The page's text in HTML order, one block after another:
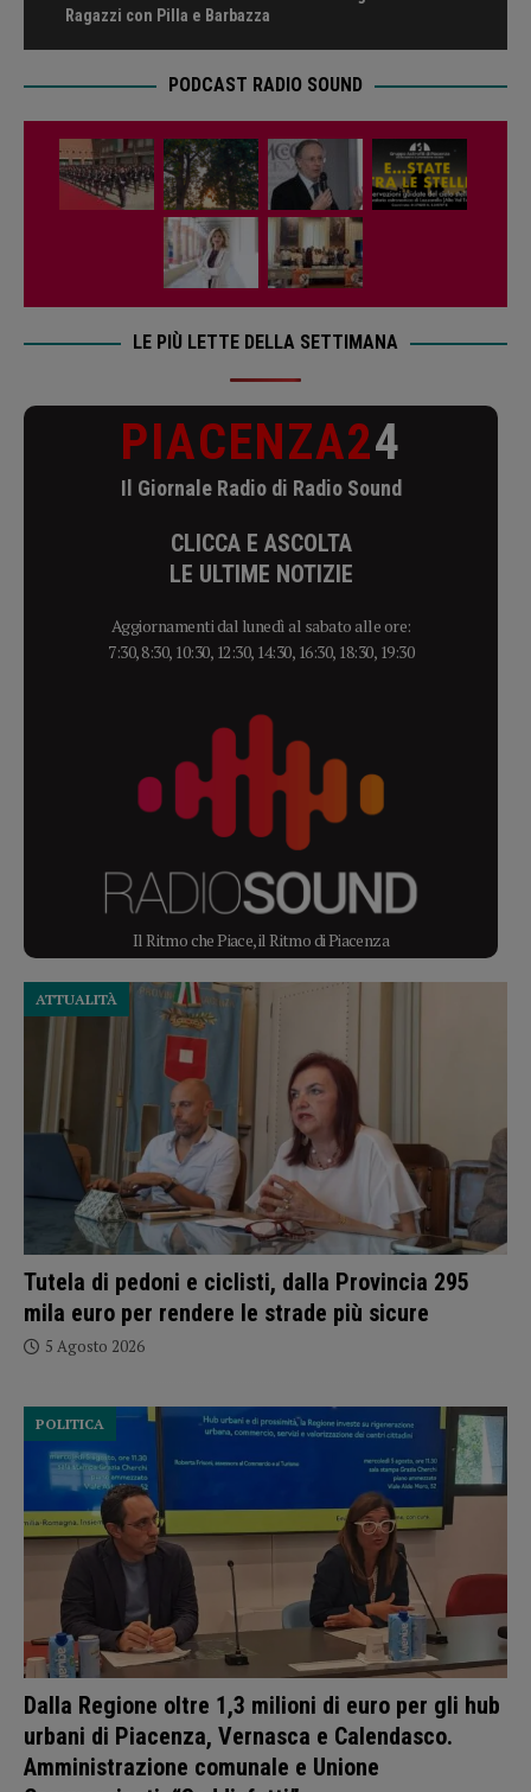
Ragazzi con Pilla e Barbazza
PODCAST RADIO SOUND
LE PIÙ LETTE DELLA SETTIMANA
PIACENZA24
Il Giornale Radio di Radio Sound
CLICCA E ASCOLTA
LE ULTIME NOTIZIE
Aggiornamenti dal lunedì al sabato alle ore:
7:30, 8:30, 10:30, 12:30, 14:30, 16:30, 18:30, 19:30
Il Ritmo che Piace, il Ritmo di Piacenza
Tutela di pedoni e ciclisti, dalla Provincia 295
mila euro per rendere le strade più sicure
ATTUALITÀ
5 Agosto 2026
Dalla Regione oltre 1,3 milioni di euro per gli hub
urbani di Piacenza, Vernasca e Calendasco.
Amministrazione comunale e Unione
POLITICA